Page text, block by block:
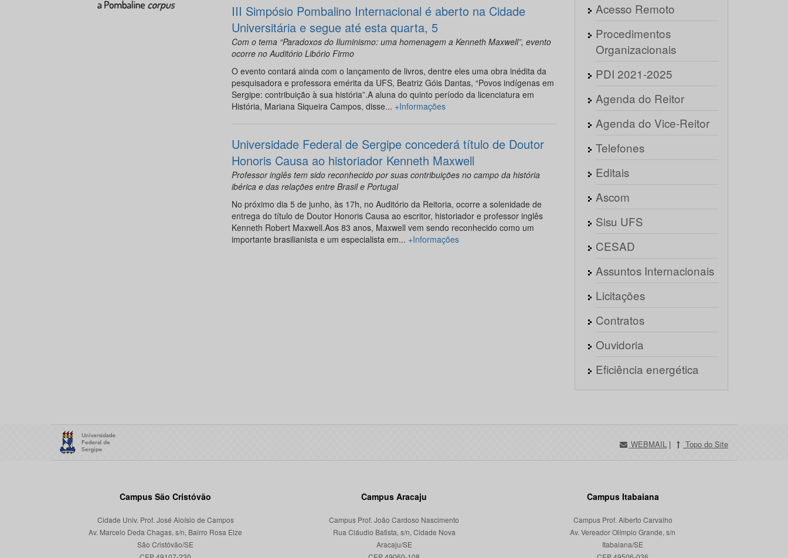
III Simpósio Pombalino Internacional é aberto na Cidade
Universitária e segue até esta quarta, 5
Com o tema “Paradoxos do Iluminismo: uma homenagem a Kenneth Maxwell”, evento
ocorre no Auditório Libório Firmo
O evento contará ainda com o lançamento de livros, dentre eles uma obra inédita da
pesquisadora e professora emérita da UFS, Beatriz Góis Dantas, “Povos indígenas em
Sergipe: contribuição à sua história”.A aluna do quinto período da licenciatura em
História, Mariana Siqueira Campos, disse... +Informações
Universidade Federal de Sergipe concederá título de Doutor
Honoris Causa ao historiador Kenneth Maxwell
Professor inglês tem sido reconhecido por suas contribuições no campo da história
ibérica e das relações entre Brasil e Portugal
No próximo dia 5 de junho, às 17h, no Auditório da Reitoria, ocorre a solenidade de
entrega do título de Doutor Honoris Causa ao escritor, historiador e professor inglês
Kenneth Robert Maxwell.Aos 83 anos, Maxwell vem sendo reconhecido como um
importante brasilianista e um especialista em... +Informações
Acesso Remoto
Procedimentos
Organizacionais
PDI 2021-2025
Agenda do Reitor
Agenda do Vice-Reitor
Telefones
Editais
Ascom
Sisu UFS
CESAD
Assuntos Internacionais
Licitações
Contratos
Ouvidoria
Eficiência energética
WEBMAIL | Topo do Site
Campus São Cristóvão
Cidade Univ. Prof. José Aloísio de Campos
Av. Marcelo Deda Chagas, s/n, Bairro Rosa Elze
São Cristóvão/SE
Campus Aracaju
Campus Prof. João Cardoso Nascimento
Rua Cláudio Batista, s/n, Cidade Nova
Aracaju/SE
Campus Itabaiana
Campus Prof. Alberto Carvalho
Av. Vereador Olímpio Grande, s/n
Itabaiana/SE